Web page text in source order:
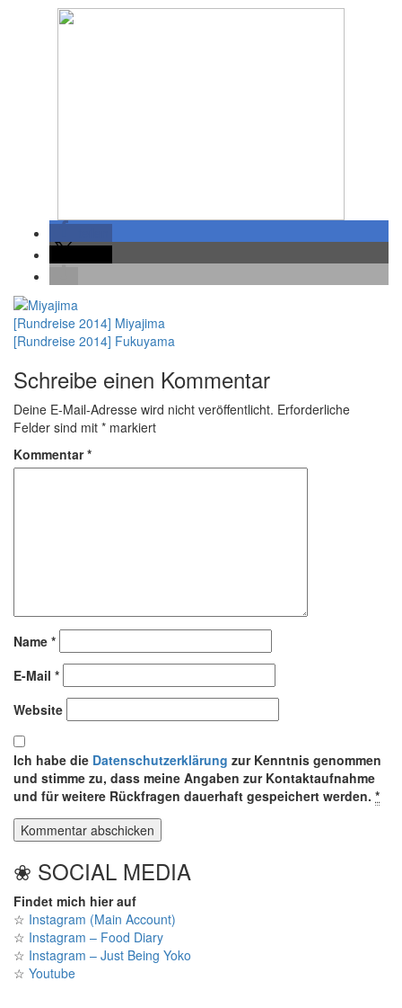
[Rundreise 2014] Miyajima
[Rundreise 2014] Fukuyama
Schreibe einen Kommentar
Deine E-Mail-Adresse wird nicht veröffentlicht. Erforderliche
Felder sind mit * markiert
Kommentar*
Name *
E-Mail *
Website
Ich habe die Datenschutzerklärung zur Kenntnis genommen
und stimme zu, dass meine Angaben zur Kontaktaufnahme
und für weitere Rückfragen dauerhaft gespeichert werden. *
❀ SOCIAL MEDIA
Findet mich hier auf
☆ Instagram (Main Account)
☆ Instagram – Food Diary
☆ Instagram – Just Being Yoko
☆ Youtube